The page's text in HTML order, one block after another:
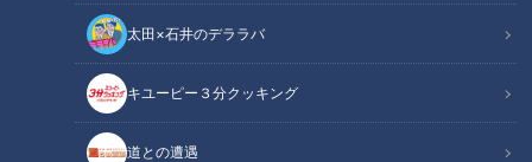
太田×石井のデララバ
キユーピー３分クッキング
道との遭遇
CBCテレビ：画像『キユーピー3分クッキング』
キユーピー３分クッキング